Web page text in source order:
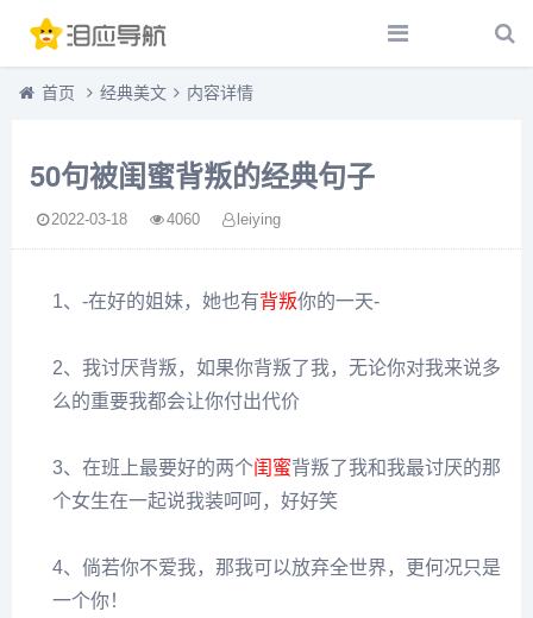
首页 经典美文 内容详情
50句被闺蜜背叛的经典句子
2022-03-18 4060 leiying
1、-在好的姐妹，她也有背叛你的一天-
2、我讨厌背叛，如果你背叛了我，无论你对我来说多
么的重要我都会让你付出代价
3、在班上最要好的两个闺蜜背叛了我和我最讨厌的那
个女生在一起说我装呵呵，好好笑
4、倘若你不爱我，那我可以放弃全世界，更何况只是
一个你！